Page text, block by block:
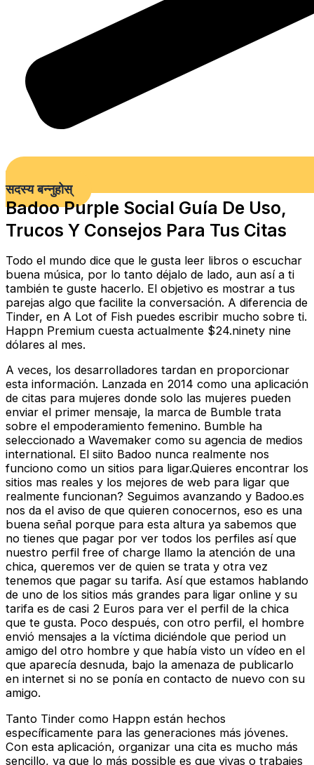
सदस्य बन्नुहोस्
Badoo Purple Social Guía De Uso,
Trucos Y Consejos Para Tus Citas
Todo el mundo dice que le gusta leer libros o escuchar
buena música, por lo tanto déjalo de lado, aun así a ti
también te guste hacerlo. El objetivo es mostrar a tus
parejas algo que facilite la conversación. A diferencia de
Tinder, en A Lot of Fish puedes escribir mucho sobre ti.
Happn Premium cuesta actualmente $24.ninety nine
dólares al mes.
A veces, los desarrolladores tardan en proporcionar
esta información. Lanzada en 2014 como una aplicación
de citas para mujeres donde solo las mujeres pueden
enviar el primer mensaje, la marca de Bumble trata
sobre el empoderamiento femenino. Bumble ha
seleccionado a Wavemaker como su agencia de medios
international. El siito Badoo nunca realmente nos
funciono como un sitios para ligar.Quieres encontrar los
sitios mas reales y los mejores de web para ligar que
realmente funcionan? Seguimos avanzando y Badoo.es
nos da el aviso de que quieren conocernos, eso es una
buena señal porque para esta altura ya sabemos que
no tienes que pagar por ver todos los perfiles así que
nuestro perfil free of charge llamo la atención de una
chica, queremos ver de quien se trata y otra vez
tenemos que pagar su tarifa. Así que estamos hablando
de uno de los sitios más grandes para ligar online y su
tarifa es de casi 2 Euros para ver el perfil de la chica
que te gusta. Poco después, con otro perfil, el hombre
envió mensajes a la víctima diciéndole que period un
amigo del otro hombre y que había visto un vídeo en el
que aparecía desnuda, bajo la amenaza de publicarlo
en internet si no se ponía en contacto de nuevo con su
amigo.
Tanto Tinder como Happn están hechos
específicamente para las generaciones más jóvenes.
Con esta aplicación, organizar una cita es mucho más
sencillo, ya que lo más possible es que vivas o trabajes